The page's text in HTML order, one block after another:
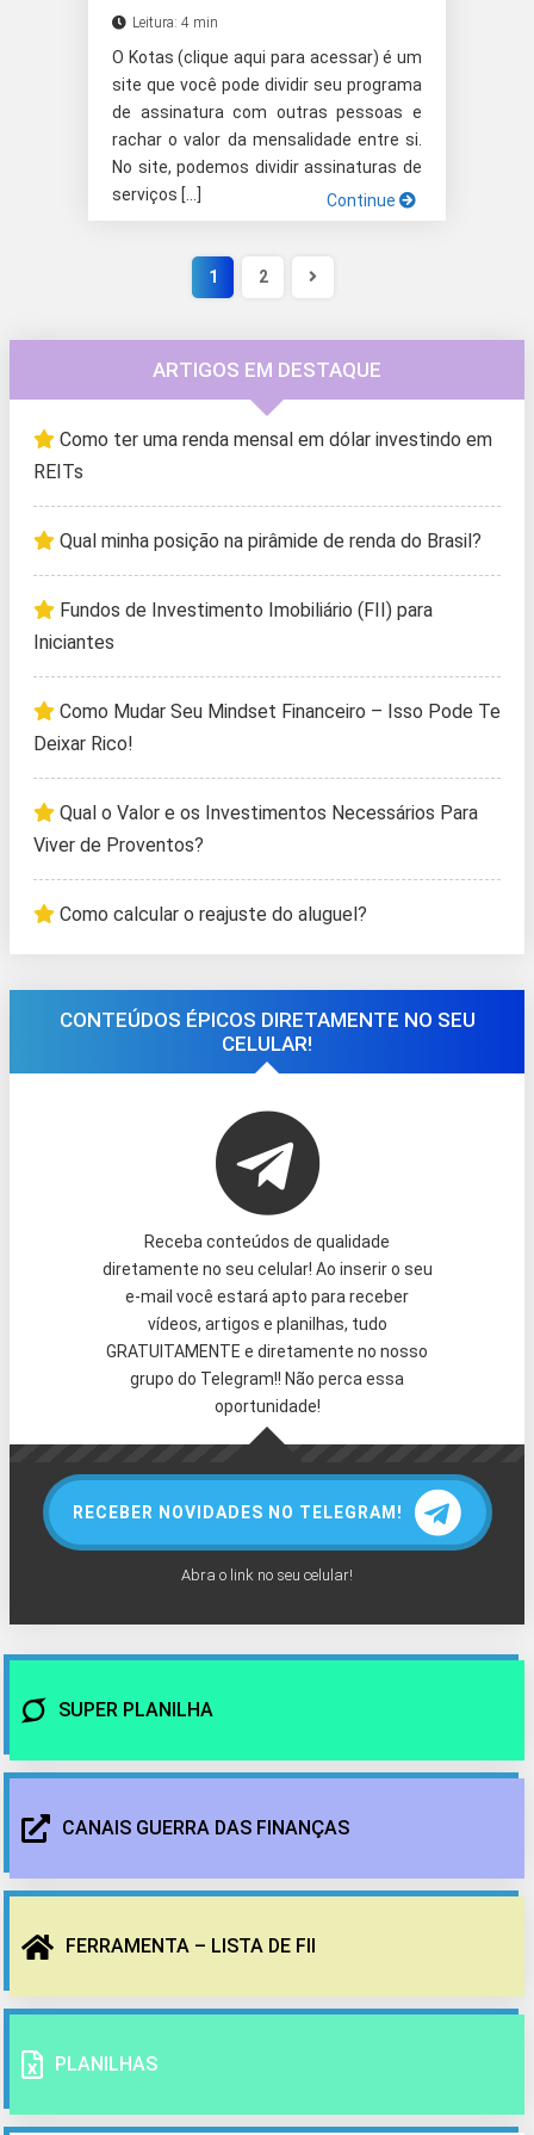
Leitura: 4 min
O Kotas (clique aqui para acessar) é um
site que você pode dividir seu programa
de assinatura com outras pessoas e
rachar o valor da mensalidade entre si.
No site, podemos dividir assinaturas de
serviços […]
Continue
1 2
ARTIGOS EM DESTAQUE
Como ter uma renda mensal em dólar investindo em
REITs
Qual minha posição na pirâmide de renda do Brasil?
Fundos de Investimento Imobiliário (FII) para
Iniciantes
Como Mudar Seu Mindset Financeiro – Isso Pode Te
Deixar Rico!
Qual o Valor e os Investimentos Necessários Para
Viver de Proventos?
Como calcular o reajuste do aluguel?
CONTEÚDOS ÉPICOS DIRETAMENTE NO SEU
CELULAR!
Receba conteúdos de qualidade
diretamente no seu celular! Ao inserir o seu
e-mail você estará apto para receber
vídeos, artigos e planilhas, tudo
GRATUITAMENTE e diretamente no nosso
grupo do Telegram!! Não perca essa
oportunidade!
RECEBER NOVIDADES NO TELEGRAM!
Abra o link no seu celular!
SUPER PLANILHA
CANAIS GUERRA DAS FINANÇAS
FERRAMENTA – LISTA DE FII
PLANILHAS